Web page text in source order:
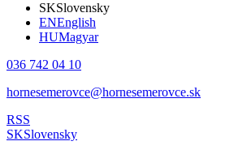
SKSlovensky
ENEnglish
HUMagyar
036 742 04 10
hornesemerovce@hornesemerovce.sk
RSS
SKSlovensky